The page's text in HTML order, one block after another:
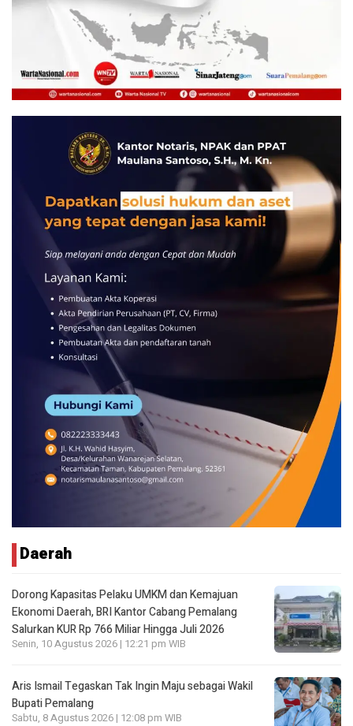
Daerah
Dorong Kapasitas Pelaku UMKM dan Kemajuan
Ekonomi Daerah, BRI Kantor Cabang Pemalang
Salurkan KUR Rp 766 Miliar Hingga Juli 2026
Senin, 10 Agustus 2026 | 12:21 pm WIB
Aris Ismail Tegaskan Tak Ingin Maju sebagai Wakil
Bupati Pemalang
Sabtu, 8 Agustus 2026 | 12:08 pm WIB